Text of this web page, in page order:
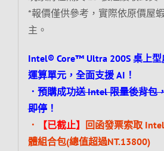
*報價僅供參考，實際依原價屋
主。
Intel® Core™ Ultra 200S 桌上型
運算單元，全面支援 AI！
．預購成功送 Intel 限量後背包
即停！
．
【已截止】 回函發票索取
體組合包(總值超過NT.13800)